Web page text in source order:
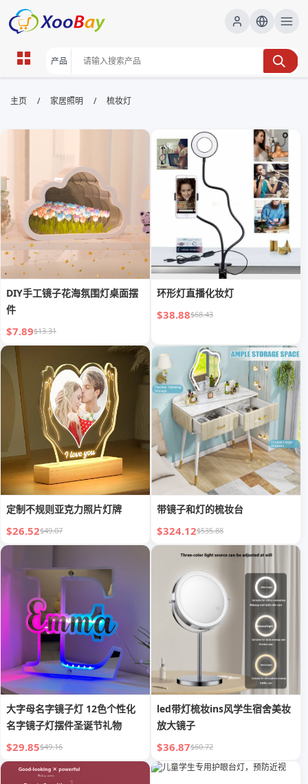
梳妆灯 | XOOBAY B2B/B2C
梳妆灯,化妆镜前灯,台灯, wholesale 梳妆灯, XOOBAY
梳妆灯时尚实用，镜前化妆更清晰光线更柔和
主页 / 家居照明 / 梳妆灯
DIY手工镜子花海氛围灯桌面摆
件
$7.89$13.31
环形灯直播化妆灯
$38.88$68.43
定制不规则亚克力照片灯牌
$26.52$49.07
带镜子和灯的梳妆台
$324.12$535.88
大字母名字镜子灯 12色个性化
名字镜子灯摆件圣诞节礼物
$29.85$49.16
led带灯梳妆ins风学生宿舍美妆
放大镜子
$36.87$60.72